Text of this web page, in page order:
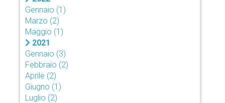
Gennaio (1)
Marzo (2)
Maggio (1)
2021
Gennaio (3)
Febbraio (2)
Aprile (2)
Giugno (1)
Luglio (2)